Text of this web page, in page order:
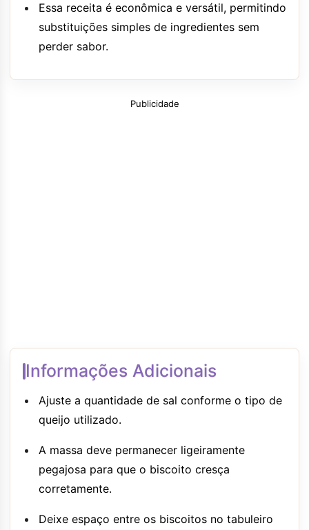
Essa receita é econômica e versátil, permitindo
substituições simples de ingredientes sem
perder sabor.
Publicidade
Informações Adicionais
Ajuste a quantidade de sal conforme o tipo de
queijo utilizado.
A massa deve permanecer ligeiramente
pegajosa para que o biscoito cresça
corretamente.
Deixe espaço entre os biscoitos no tabuleiro